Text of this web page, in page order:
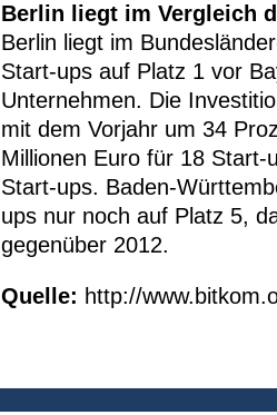
Berlin liegt im Vergleich
Berlin liegt im
Start-ups auf Platz 1 vor
Unternehmen. Die
mit dem Vorjahr um 34
Millionen Euro für 18
Start-ups. Baden-
ups nur noch auf Platz 5,
gegenüber 2012.
Quelle: http://